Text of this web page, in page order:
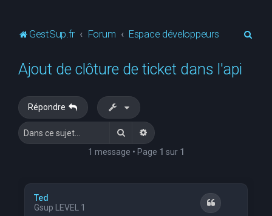
GestSup.fr Forum Espace développeurs
Ajout de clôture de ticket dans l'api
Répondre
RechercherRecherche avancée
1 message • Page 1 sur 1
Ted
Gsup LEVEL 1
Citation